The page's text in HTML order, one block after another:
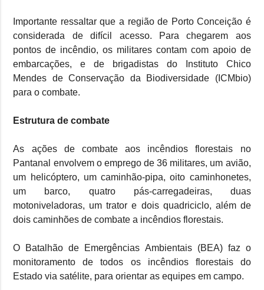
Importante ressaltar que a região de Porto Conceição é
considerada de difícil acesso. Para chegarem aos
pontos de incêndio, os militares contam com apoio de
embarcações, e de brigadistas do Instituto Chico
Mendes de Conservação da Biodiversidade (ICMbio)
para o combate.
Estrutura de combate
As ações de combate aos incêndios florestais no
Pantanal envolvem o emprego de 36 militares, um avião,
um helicóptero, um caminhão-pipa, oito caminhonetes,
um barco, quatro pás-carregadeiras, duas
motoniveladoras, um trator e dois quadriciclo, além de
dois caminhões de combate a incêndios florestais.
O Batalhão de Emergências Ambientais (BEA) faz o
monitoramento de todos os incêndios florestais do
Estado via satélite, para orientar as equipes em campo.